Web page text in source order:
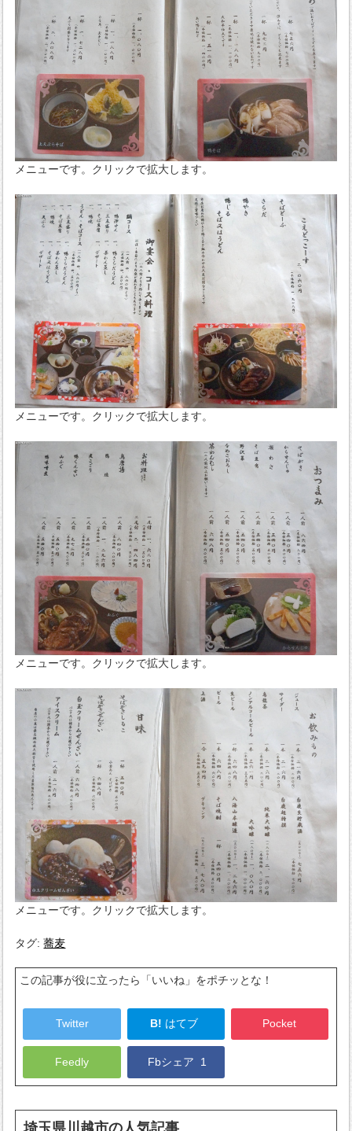
メニューです。クリックで拡大します。
メニューです。クリックで拡大します。
メニューです。クリックで拡大します。
メニューです。クリックで拡大します。
タグ:蕎麦
この記事が役に立ったら「いいね」をポチッとな！
Twitter B! はてブ Pocket
Feedly Fbシェア 1
埼玉県川越市の人気記事